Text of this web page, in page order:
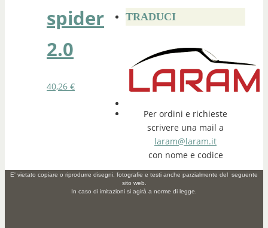
spider
2.0
40,26 €
TRADUCI
Per ordini e richieste
scrivere una mail a
laram@laram.it
con nome e codice
E' vietato copiare o riprodurre disegni, fotografie e testi anche parzialmente del seguente
sito web.
In caso di imitazioni si agirà a norme di legge.